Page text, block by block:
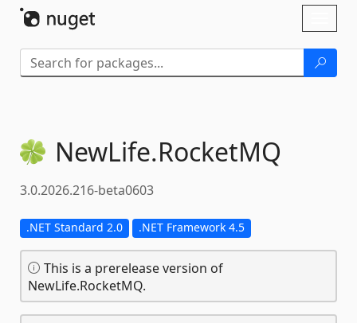
NewLife.RocketMQ
3.0.2026.216-beta0603
.NET Standard 2.0 .NET Framework 4.5
This is a prerelease version of
NewLife.RocketMQ.